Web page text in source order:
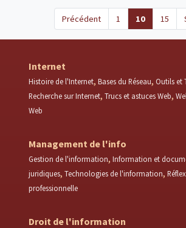
Précédent 1 10(current)
15
Internet
Histoire de l'Internet Bases du Réseau Outils et
Recherche sur Internet Trucs et astuces Web
Web
Management de l'info
Gestion de l'information Information et
juridiques Technologies de l'information
professionnelle
Droit de l'information